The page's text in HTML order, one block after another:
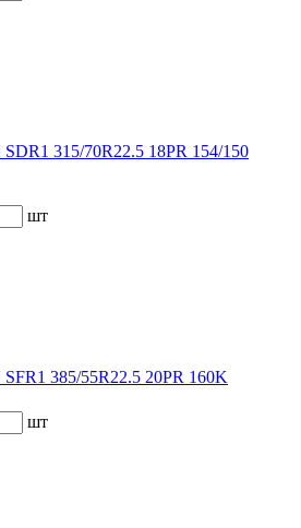
315/70R22.5 18PR 154/150
шт
385/55R22.5 20PR 160K
шт